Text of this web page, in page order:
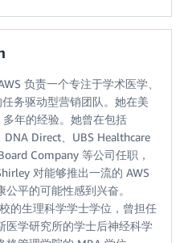
负责一个专注于学术医学、
务驱动型营销团队。她在美
年的经验。她曾在包括
Direct、UBS Healthcare
Company 等公司任职，
对能够推出一流的 AWS
平的可能性感到兴奋。
的生理科学学士学位，曾担任
医学研究所的学士后神经科学